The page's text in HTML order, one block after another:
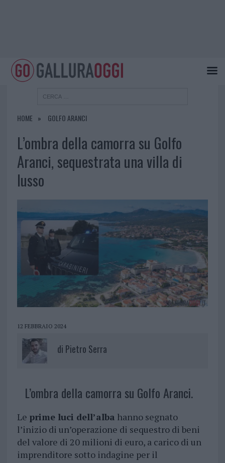
HOME GOLFO ARANCI
L’ombra della camorra su Golfo
Aranci, sequestrata una villa di
lusso
12 FEBBRAIO 2024
di Pietro Serra
L’ombra della camorra su Golfo Aranci.
Le prime luci dell’alba hanno segnato
l’inizio di un’operazione di sequestro di beni
del valore di 20 milioni di euro, a carico di un
imprenditore sotto indagine per il